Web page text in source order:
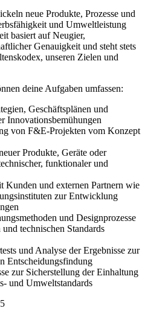
neue Produkte, Prozesse und
und Umweltleistung
basiert auf Neugier,
Genauigkeit und steht stets
unseren Zielen und
deine Aufgaben umfassen:
Geschäftsplänen und
Innovationsbemühungen
von F&E-Projekten vom Konzept
Produkte, Geräte oder
funktionaler und
Kunden und externen Partnern wie
zur Entwicklung
und Designprozesse
technischen Standards
und Analyse der Ergebnisse zur
Entscheidungsfindung
zur Sicherstellung der Einhaltung
und Umweltstandards